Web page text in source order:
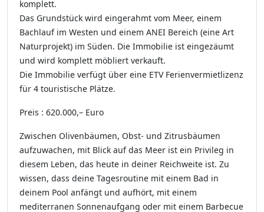
komplett.
Das Grundstück wird eingerahmt vom Meer, einem
Bachlauf im Westen und einem ANEI Bereich (eine Art
Naturprojekt) im Süden. Die Immobilie ist eingezäumt
und wird komplett möbliert verkauft.
Die Immobilie verfügt über eine ETV Ferienvermietlizenz
für 4 touristische Plätze.
Preis : 620.000,– Euro
Zwischen Olivenbäumen, Obst- und Zitrusbäumen
aufzuwachen, mit Blick auf das Meer ist ein Privileg in
diesem Leben, das heute in deiner Reichweite ist. Zu
wissen, dass deine Tagesroutine mit einem Bad in
deinem Pool anfängt und aufhört, mit einem
mediterranen Sonnenaufgang oder mit einem Barbecue